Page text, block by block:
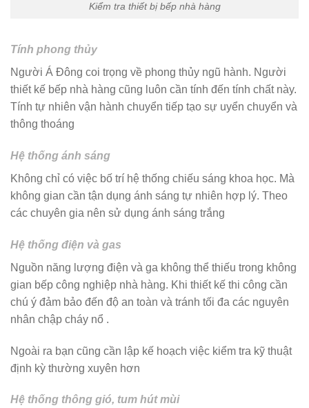
Kiểm tra thiết bị bếp nhà hàng
Tính phong thủy
Người Á Đông coi trọng về phong thủy ngũ hành. Người
thiết kế bếp nhà hàng cũng luôn cần tính đến tính chất này.
Tính tự nhiên vận hành chuyển tiếp tạo sự uyển chuyển và
thông thoáng
Hệ thống ánh sáng
Không chỉ có việc bố trí hệ thống chiếu sáng khoa học. Mà
không gian cần tận dụng ánh sáng tự nhiên hợp lý. Theo
các chuyên gia nên sử dụng ánh sáng trắng
Hệ thống điện và gas
Nguồn năng lượng điện và ga không thể thiếu trong không
gian bếp công nghiệp nhà hàng. Khi thiết kế thi công cần
chú ý đảm bảo đến độ an toàn và tránh tối đa các nguyên
nhân chập cháy nổ .
Ngoài ra bạn cũng cần lập kế hoạch việc kiểm tra kỹ thuật
định kỳ thường xuyên hơn
Hệ thống thông gió, tum hút mùi